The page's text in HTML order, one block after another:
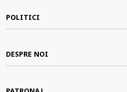
POLITICI
DESPRE NOI